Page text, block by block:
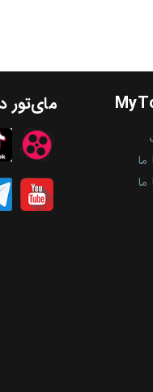
ما
مای‌تور